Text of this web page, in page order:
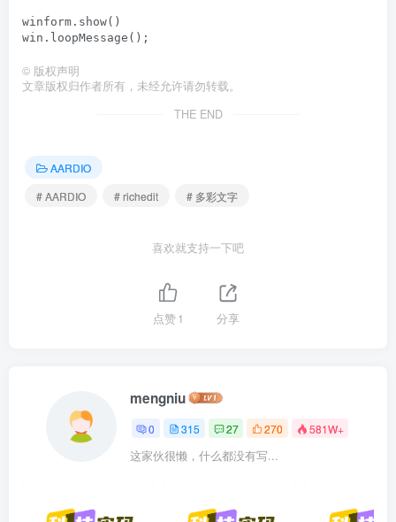
winform.show()
win.loopMessage();
© 版权声明
文章版权归作者所有，未经允许请勿转载。
THE END
AARDIO
# AARDIO
# richedit # 多彩文字
喜欢就支持一下吧
点赞1 分享
mengniu
0 315 27 270 581W+
这家伙很懒，什么都没有写...